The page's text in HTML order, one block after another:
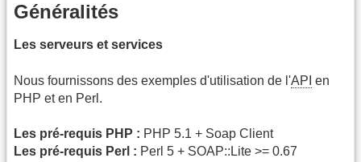
Généralités
Les serveurs et services
Nous fournissons des exemples d'utilisation de l'API en
PHP et en Perl.
Les pré-requis PHP : PHP 5.1 + Soap Client
Les pré-requis Perl : Perl 5 + SOAP::Lite >= 0.67